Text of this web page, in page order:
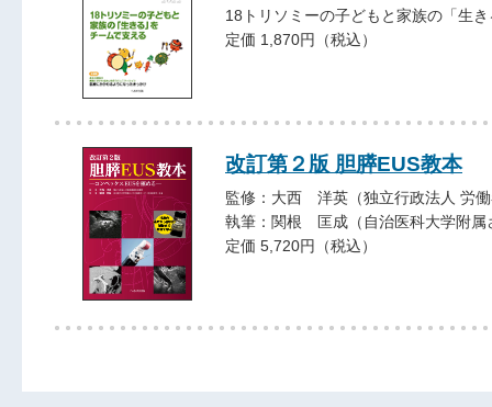
18トリソミーの子どもと家族の「生
定価 1,870円（税込）
改訂第２版 胆膵EUS教本
監修：大西 洋英（独立行政法人 労
執筆：関根 匡成（自治医科大学附属
定価 5,720円（税込）